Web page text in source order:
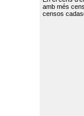
amb més
censos